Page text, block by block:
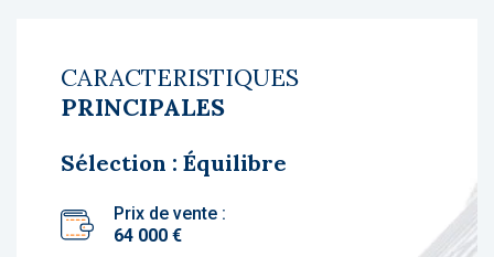
CARACTERISTIQUES
PRINCIPALES
Sélection : Équilibre
Prix de vente :
64 000 €